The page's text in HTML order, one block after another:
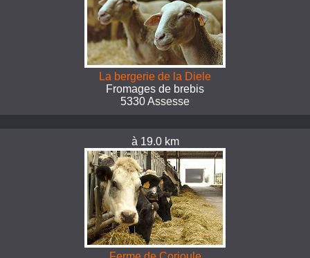
La bergerie de la Diele
Fromages de brebis
5330 Assesse
à 19.0 km